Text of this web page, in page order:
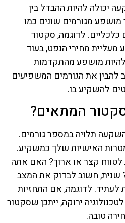
יכולה להיות ההבדל בין
מגורמים שונים כמו
כלכליים. לדוגמה, סקטור
מעליית מחירי הנפט, בעוד
מושפע מהתקדמות
להבין את הגורמים המשפיעים
להשקיע בו.
המתאים?
תלויה במספר גורמים.
האישיות שלך כמשקיע.
קצר או ארוך? האם אתה
שנית, חשוב לבדוק את המצב
לעתיד. לדוגמה, אם התחזיות
ירוקה, ייתכן שסקטור
טובה.